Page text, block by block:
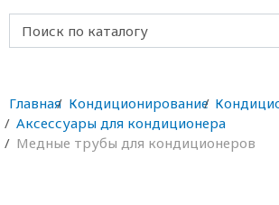
Главная Кондиционирование
Аксессуары для кондиционера
Медные трубы для кондиционеров